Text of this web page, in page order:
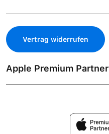
Vertrag widerrufen
Apple Premium Partner